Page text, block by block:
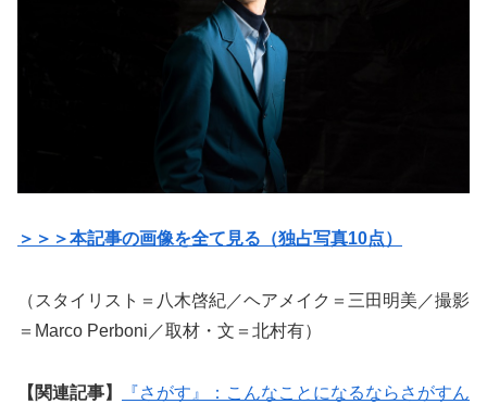
＞＞＞本記事の画像を全て見る（独占写真10点）
（スタイリスト＝八木啓紀／ヘアメイク＝三田明美／撮影
＝Marco Perboni／取材・文＝北村有）
【関連記事】
『さがす』：こんなことになるならさがすん